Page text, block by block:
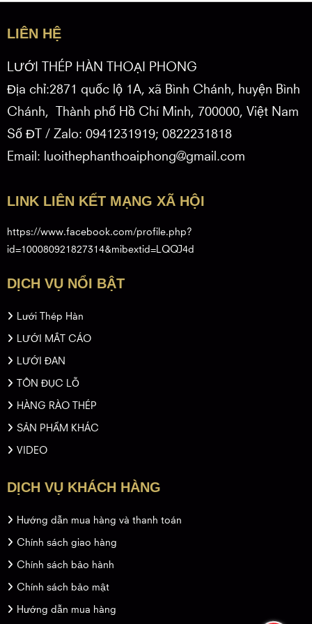
LIÊN HỆ
LƯỚI THÉP HÀN THOẠI PHONG
Địa chỉ:2871 quốc lộ 1A, xã Bình Chánh, huyện Bình
Chánh, Thành phố Hồ Chí Minh, 700000, Việt Nam
Số ĐT / Zalo: 0941231919; 0822231818
Email: luoithephanthoaiphong@gmail.com
LINK LIÊN KẾT MẠNG XÃ HỘI
https://www.facebook.com/profile.php?
id=100080921827314&mibextid=LQQJ4d
DỊCH VỤ NỔI BẬT
Lưới Thép Hàn
LƯỚI MẮT CÁO
LƯỚI ĐAN
TÔN ĐỤC LỖ
HÀNG RÀO THÉP
SẢN PHẨM KHÁC
VIDEO
DỊCH VỤ KHÁCH HÀNG
Hướng dẫn mua hàng và thanh toán
Chính sách giao hàng
Chính sách bảo hành
Chính sách bảo mật
Hướng dẫn mua hàng